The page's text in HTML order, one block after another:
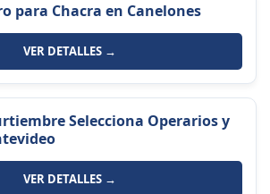
para Chacra en Canelones
VER DETALLES →
Selecciona Operarios y
VER DETALLES →